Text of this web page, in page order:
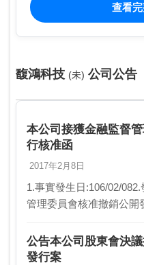
查看
馥鴻科技 (未) 公司公告
本公司接獲金融監督
行核准函
2017年2月8日
1.事實發生日:106/02/
管理委員會核准撤銷公開
股東臨時會決議通過撤…
公告本公司股東會決
發行案